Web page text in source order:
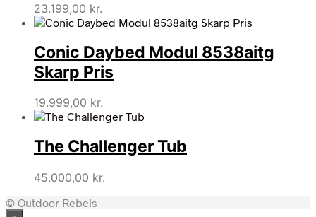
23.199,00 kr.
Conic Daybed Modul 8538aitg
Skarp Pris
19.999,00 kr.
The Challenger Tub
45.000,00 kr.
© Outdoor Rebels